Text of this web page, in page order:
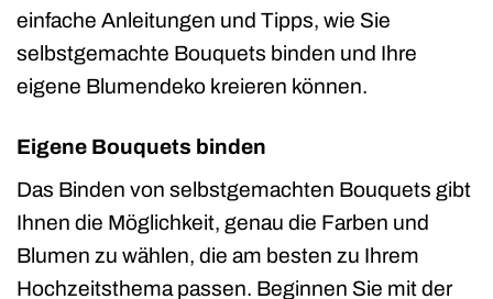
einfache Anleitungen und Tipps, wie Sie
selbstgemachte Bouquets binden und Ihre
eigene Blumendeko kreieren können.
Eigene Bouquets binden
Das Binden von selbstgemachten Bouquets gibt
Ihnen die Möglichkeit, genau die Farben und
Blumen zu wählen, die am besten zu Ihrem
Hochzeitsthema passen. Beginnen Sie mit der